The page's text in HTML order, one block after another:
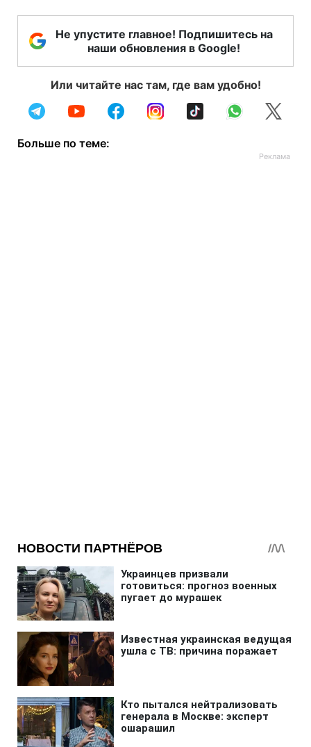
Не упустите главное! Подпишитесь на
наши обновления в Google!
Или читайте нас там, где вам удобно!
Больше по теме: